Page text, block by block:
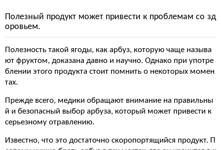
Полезный продукт может привести к проблемам со зд
оровьем.
Полезность такой ягоды, как арбуз, которую чаще называ
ют фруктом, доказана давно и научно. Однако при употре
блении этого продукта стоит помнить о некоторых момен
тах.
Прежде всего, медики обращают внимание на правильны
й и безопасный выбор арбуза, который может привести к
серьезному отравлению.
Известно, что это достаточно скоропортящийся продукт. П